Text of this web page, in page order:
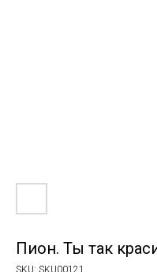
Пион. Ты так
SKU: SKU00121